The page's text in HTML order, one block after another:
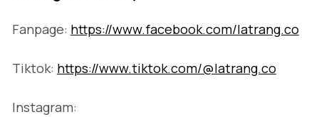
Fanpage: https://www.facebook.com/latrang.co
Tiktok: https://www.tiktok.com/@latrang.co
Instagram: